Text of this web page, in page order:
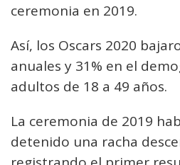
ceremonia en 2019.
Así, los Oscars 2020
anuales y 31% en el
adultos de 18 a 49 años.
La ceremonia de 2019
detenido una racha